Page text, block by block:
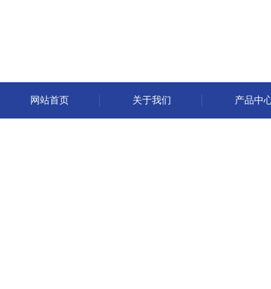
网站首页 关于我们 产品中